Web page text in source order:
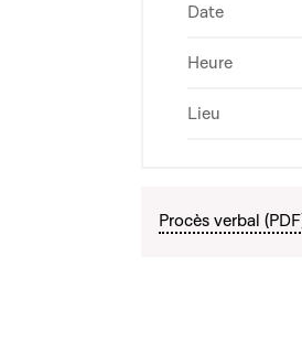
Date
Heure
Lieu
Procès verbal